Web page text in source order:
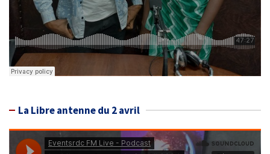
La Libre antenne du 2 avril